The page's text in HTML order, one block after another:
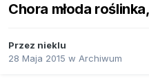
Chora młoda
Przez nieklu
28 Maja 2015 w Archiwum